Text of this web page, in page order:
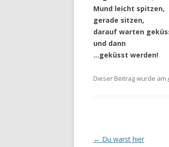
Mund leicht spitzen,
gerade sitzen,
darauf warten
und dann
…geküsst werden!
Dieser Beitrag wurde am
Beitragsnavigation
← Du warst hier